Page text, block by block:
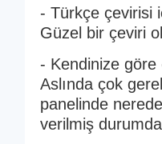
- Türkçe çevirisi
Güzel bir çeviri
- Kendinize göre
Aslında çok
panelinde
verilmiş